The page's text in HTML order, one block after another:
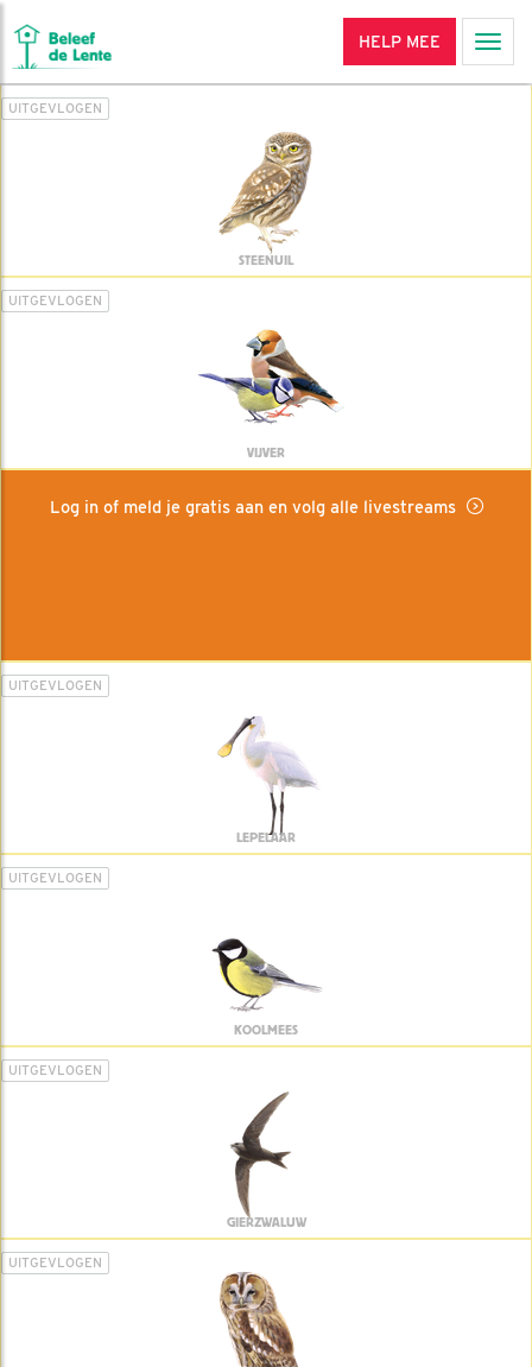
HELP MEE
UITGEVLOGEN
STEENUIL
UITGEVLOGEN
VIJVER
Log in of meld je gratis aan en volg alle livestreams
UITGEVLOGEN
LEPELAAR
UITGEVLOGEN
KOOLMEES
UITGEVLOGEN
GIERZWALUW
UITGEVLOGEN